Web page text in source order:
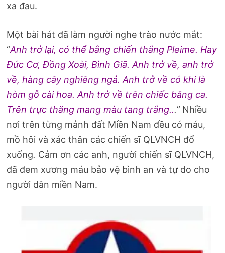
xa đau.
Một bài hát đã làm người nghe trào nước mắt:
“Anh trở lại, có thể bằng chiến thắng Pleime. Hay
Ðức Cơ, Ðồng Xoài, Bình Giã. Anh trở về, anh trở
về, hàng cây nghiêng ngả. Anh trở về có khi là
hòm gỗ cài hoa. Anh trở về trên chiếc băng ca.
Trên trực thăng mang màu tang trắng...” Nhiều
nơi trên từng mảnh đất Miền Nam đều có máu,
mồ hôi và xác thân các chiến sĩ QLVNCH đổ
xuống. Cảm ơn các anh, người chiến sĩ QLVNCH,
đã đem xương máu bảo vệ bình an và tự do cho
người dân miền Nam.